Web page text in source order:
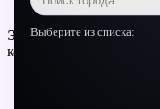
Этап 3 — Рекомендации
которые дадут
Выберите из списка: